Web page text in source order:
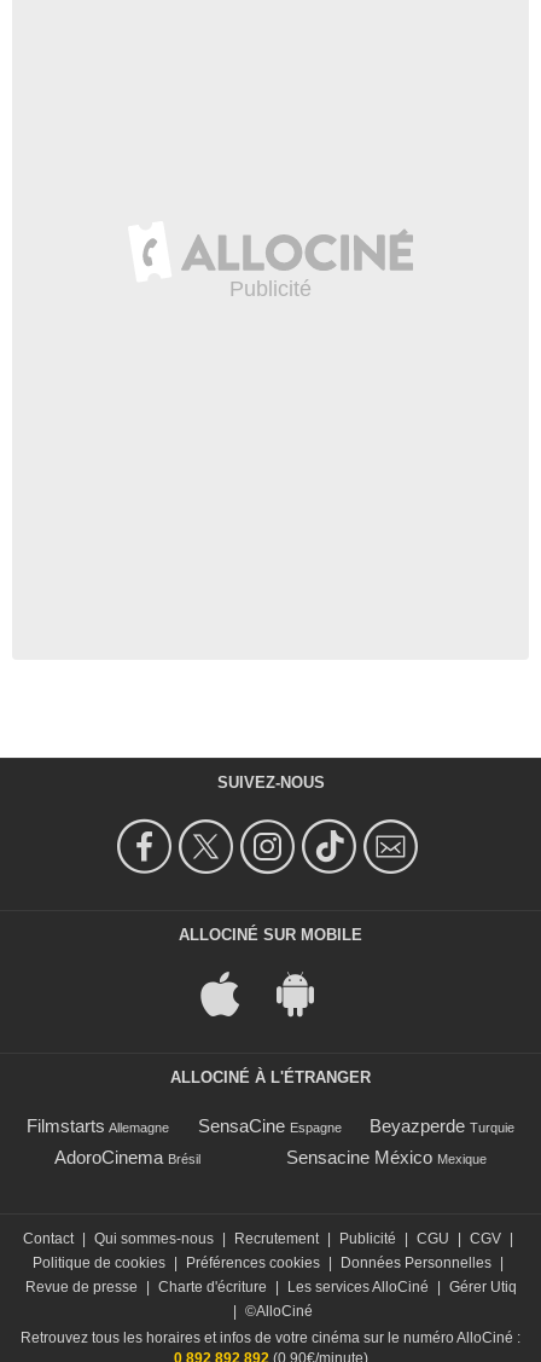
SUIVEZ-NOUS
ALLOCINÉ SUR MOBILE
ALLOCINÉ À L'ÉTRANGER
Filmstarts Allemagne SensaCine Espagne Beyazperde Turquie
AdoroCinema Brésil Sensacine México Mexique
Contact Qui sommes-nous Recrutement Publicité CGU CGV
Politique de cookies
Préférences cookies Données Personnelles
Revue de presse
Charte d'écriture Les services AlloCiné
Gérer Utiq
©AlloCiné
Retrouvez tous les horaires et infos de votre cinéma sur le numéro AlloCiné :
0 892 892 892 (0,90€/minute)